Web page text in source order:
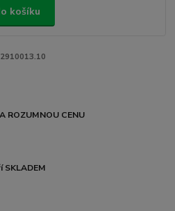
košíku
ROZUMNOU CENU
SKLADEM